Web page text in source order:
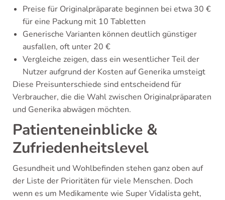
Preise für Originalpräparate beginnen bei etwa 30 €
für eine Packung mit 10 Tabletten
Generische Varianten können deutlich günstiger
ausfallen, oft unter 20 €
Vergleiche zeigen, dass ein wesentlicher Teil der
Nutzer aufgrund der Kosten auf Generika umsteigt
Diese Preisunterschiede sind entscheidend für
Verbraucher, die die Wahl zwischen Originalpräparaten
und Generika abwägen möchten.
Patienteneinblicke &
Zufriedenheitslevel
Gesundheit und Wohlbefinden stehen ganz oben auf
der Liste der Prioritäten für viele Menschen. Doch
wenn es um Medikamente wie Super Vidalista geht,